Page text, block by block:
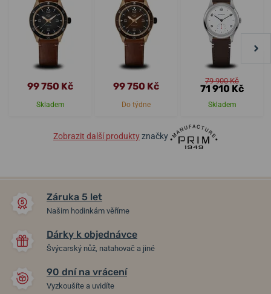
99 750 Kč
Skladem
99 750 Kč
Do týdne
79 900 Kč
71 910 Kč
Skladem
Zobrazit další produktyznačky
Záruka 5 let
Našim hodinkám věříme
Dárky k objednávce
Švýcarský nůž, natahovač a jiné
90 dní na vrácení
Vyzkoušíte a uvidíte